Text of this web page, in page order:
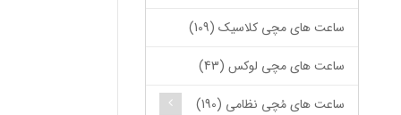
ساعت های مچی کلاسیک (109)
ساعت های مچی لوکس (43)
ساعت های مُچی نظامی (190)